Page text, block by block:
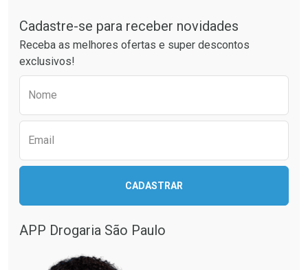
Cadastre-se para receber novidades
Receba as melhores ofertas e super descontos
exclusivos!
Nome
Email
CADASTRAR
APP Drogaria São Paulo